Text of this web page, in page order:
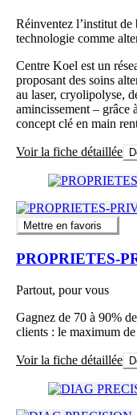
Réinventez l’institut de
technologie comme
Centre Koel est un
proposant des soins
au laser, cryolipolyse,
amincissement – grâce
concept clé en main
Voir la fiche détaillée
Mettre en favoris
PROPRIETES-
Partout, pour vous
Gagnez de 70 à 90%
clients : le maximum
Voir la fiche détaillée